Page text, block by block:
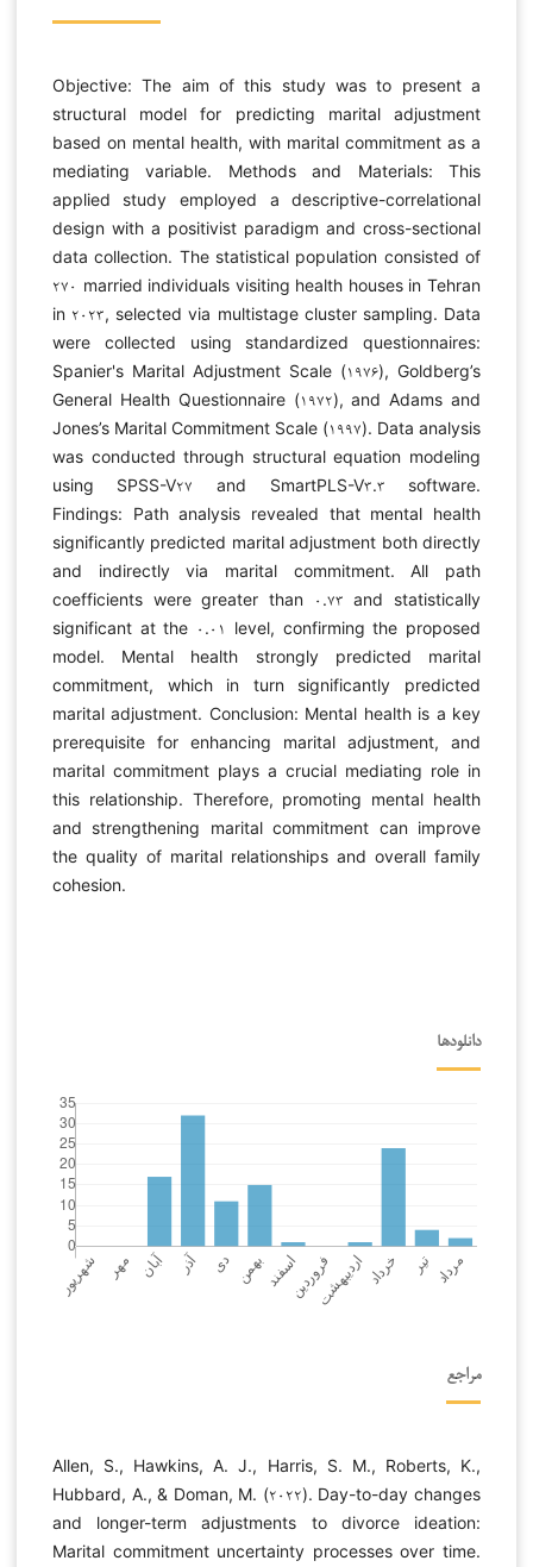
Objective: The aim of this study was to present a
structural model for predicting marital adjustment
based on mental health, with marital commitment as a
mediating variable. Methods and Materials: This
applied study employed a descriptive-correlational
design with a positivist paradigm and cross-sectional
data collection. The statistical population consisted of
۲۷۰ married individuals visiting health houses in Tehran
in ۲۰۲۳, selected via multistage cluster sampling. Data
were collected using standardized questionnaires:
Spanier's Marital Adjustment Scale (۱۹۷۶), Goldberg’s
General Health Questionnaire (۱۹۷۲), and Adams and
Jones’s Marital Commitment Scale (۱۹۹۷). Data analysis
was conducted through structural equation modeling
using SPSS-V۲۷ and SmartPLS-V۳.۳ software.
Findings: Path analysis revealed that mental health
significantly predicted marital adjustment both directly
and indirectly via marital commitment. All path
coefficients were greater than ۰.۷۳ and statistically
significant at the ۰.۰۱ level, confirming the proposed
model. Mental health strongly predicted marital
commitment, which in turn significantly predicted
marital adjustment. Conclusion: Mental health is a key
prerequisite for enhancing marital adjustment, and
marital commitment plays a crucial mediating role in
this relationship. Therefore, promoting mental health
and strengthening marital commitment can improve
the quality of marital relationships and overall family
cohesion.
دانلودها
مراجع
Allen, S., Hawkins, A. J., Harris, S. M., Roberts, K.,
Hubbard, A., & Doman, M. (۲۰۲۲). Day-to-day changes
and longer-term adjustments to divorce ideation:
Marital commitment uncertainty processes over time.